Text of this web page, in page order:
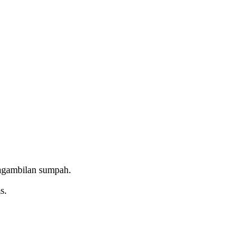
sumpah.